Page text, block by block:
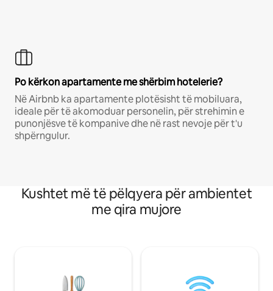
Po kërkon apartamente me shërbim hotelerie?
Në Airbnb ka apartamente plotësisht të mobiluara,
ideale për të akomoduar personelin, për strehimin e
punonjësve të kompanive dhe në rast nevoje për t'u
shpërngulur.
Kushtet më të pëlqyera për ambientet
me qira mujore